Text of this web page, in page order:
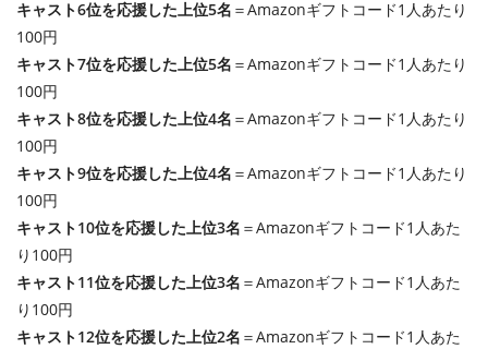
キャスト6位を応援した上位5名 ＝Amazonギフトコード1人あたり
100円
キャスト7位を応援した上位5名 ＝Amazonギフトコード1人あたり
100円
キャスト8位を応援した上位4名 ＝Amazonギフトコード1人あたり
100円
キャスト9位を応援した上位4名 ＝Amazonギフトコード1人あたり
100円
キャスト10位を応援した上位3名 ＝Amazonギフトコード1人あた
り100円
キャスト11位を応援した上位3名 ＝Amazonギフトコード1人あた
り100円
キャスト12位を応援した上位2名 ＝Amazonギフトコード1人あた